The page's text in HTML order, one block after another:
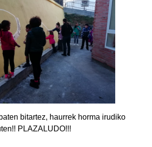
bitartez, haurrek horma irudiko
PLAZALUDO!!!